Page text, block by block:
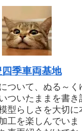
四季車両基地
ついて、ぬる～く
ついたままを書き
型らしさを大切に
工を楽しんでいま